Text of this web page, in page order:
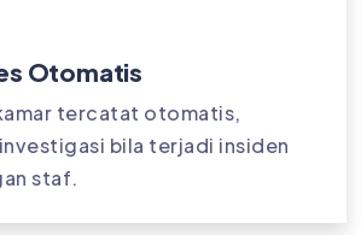
Otomatis
tercatat otomatis,
bila terjadi insiden
staf.